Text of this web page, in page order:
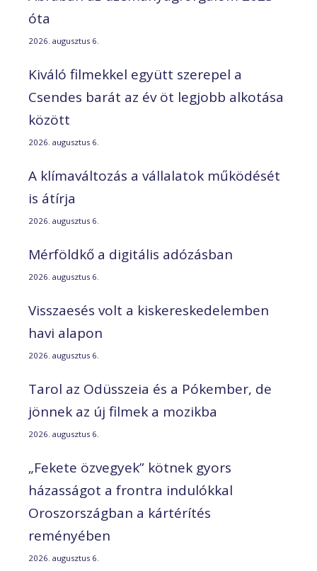
óta
2026. augusztus 6.
Kiváló filmekkel együtt szerepel a
Csendes barát az év öt legjobb alkotása
között
2026. augusztus 6.
A klímaváltozás a vállalatok működését
is átírja
2026. augusztus 6.
Mérföldkő a digitális adózásban
2026. augusztus 6.
Visszaesés volt a kiskereskedelemben
havi alapon
2026. augusztus 6.
Tarol az Odüsszeia és a Pókember, de
jönnek az új filmek a mozikba
2026. augusztus 6.
„Fekete özvegyek” kötnek gyors
házasságot a frontra indulókkal
Oroszországban a kártérítés
reményében
2026. augusztus 6.